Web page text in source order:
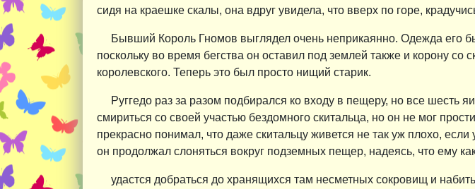
сидя на краешке скалы, она вдруг увидела, что вверх по горе,
Бывший Король Гномов выглядел очень неприкаянно. Одежда его
поскольку во время бегства он оставил под землей также и корону со
королевского. Теперь это был просто нищий старик.
Руггедо раз за разом подбирался ко входу в пещеру, но все шесть
смириться со своей участью бездомного скитальца, но он не мог
прекрасно понимал, что даже скитальцу живется не так уж плохо,
он продолжал слоняться вокруг подземных пещер, надеясь, что ему
удастся добраться до хранящихся там несметных сокровищ и